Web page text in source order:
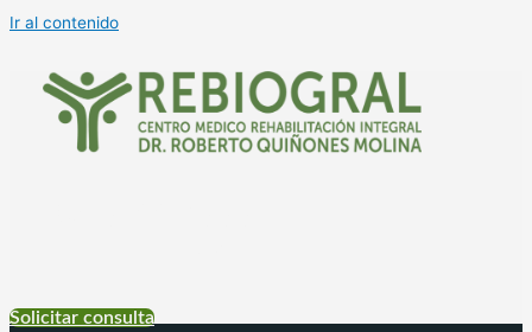
Ir al contenido
Solicitar consulta